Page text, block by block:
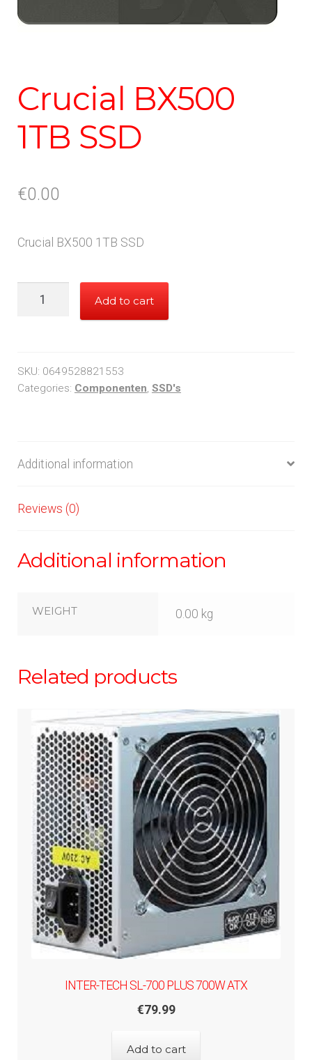
Crucial BX500
1TB SSD
€0.00
Crucial BX500 1TB SSD
quantity
Add to cart
SKU: 0649528821553
Categories: Componenten, SSD's
Additional information
Reviews (0)
Additional information
WEIGHT 0.00 kg
Related products
INTER-TECH SL-700 PLUS 700W ATX
€79.99
Add to cart